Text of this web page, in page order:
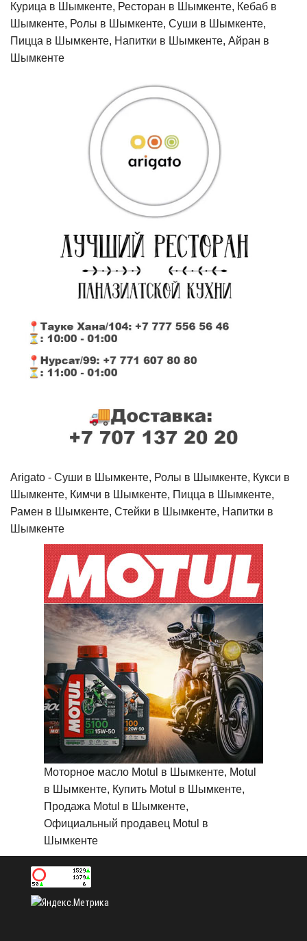
Курица в Шымкенте, Ресторан в Шымкенте, Кебаб в
Шымкенте, Ролы в Шымкенте, Суши в Шымкенте,
Пицца в Шымкенте, Напитки в Шымкенте, Айран в
Шымкенте
Arigato - Cуши в Шымкенте, Ролы в Шымкенте, Кукси в
Шымкенте, Кимчи в Шымкенте, Пицца в Шымкенте,
Рамен в Шымкенте, Стейки в Шымкенте, Напитки в
Шымкенте
Моторное масло Motul в Шымкенте, Motul
в Шымкенте, Купить Motul в Шымкенте,
Продажа Motul в Шымкенте,
Официальный продавец Motul в
Шымкенте